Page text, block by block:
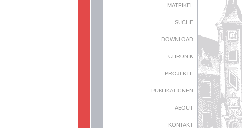
MATRIKEL
SUCHE
DOWNLOAD
CHRONIK
PROJEKTE
PUBLIKATIONEN
ABOUT
KONTAKT